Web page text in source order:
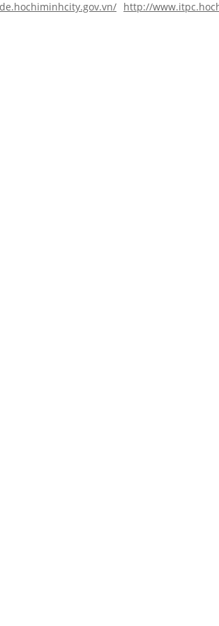
http://